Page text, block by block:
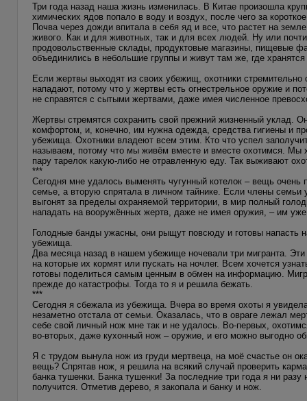
Три года назад наша жизнь изменилась. В Китае произошла
химических ядов попало в воду и воздух, после чего за
Почва через дожди впитала в себя яд и все, что растет на
живого. Как и для животных, так и для всех людей. Ну или
продовольственные склады, продуктовые магазины, пищевые
объединились в небольшие группы и живут там же, где
Если жертвы выходят из своих убежищ, охотники
нападают, потому что у жертвы есть огнестрельное оружие и
не справятся с сытыми жертвами, даже имея численное
Жертвы стремятся сохранить свой прежний жизненный уклад.
комфортом, и, конечно, им нужна одежда, средства гигиены и
убежища. Охотники владеют всем этим. Кто что успел
называем, потому что мы живём вместе и вместе охотимся.
пару тарелок какую-либо не отравленную еду. Так выживают
***
Сегодня мне удалось выменять чугунный котелок – вещь
семье, а вторую спрятала в личном тайнике. Если члены
выгонят за пределы охраняемой территории, в мир полный
нападать на вооружённых жертв, даже не имея оружия, – им
Голодные банды ужасны, они рыщут повсюду и готовы напасть
убежища.
Два месяца назад в нашем убежище ночевали три мигранта.
на которые их кормят или пускать на ночлег. Всем хочется
готовы поделиться самым ценным в обмен на информацию.
прежде до катастрофы. Тогда то я и решила бежать.
***
Сегодня я сбежала из убежища. Вчера во время охоты я
незаметно отстала от семьи. Оказалась, что в овраге лежал
себе свой личный нож мне так и не удалось. Во-первых,
во-вторых, даже кухонный нож – оружие, и его можно выгодно
Я с трудом вынула нож из груди мертвеца, на моё счастье он
вещь? Спрятав нож, я решила на всякий случай проверить
банка тушенки. Банка тушенки! За последние три года я ни
получится. Отметив дерево, я закопала и банку и нож.